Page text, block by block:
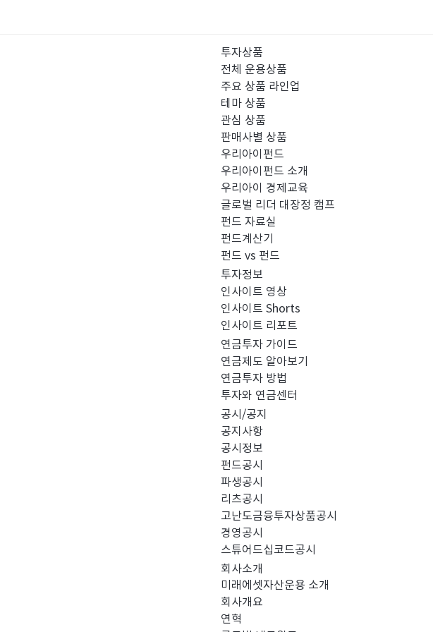
투자상품
전체 운용상품
주요 상품 라인업
테마 상품
관심 상품
판매사별 상품
우리아이펀드
우리아이펀드 소개
우리아이 경제교육
글로벌 리더 대장정 캠프
펀드 자료실
펀드계산기
펀드 vs 펀드
투자정보
인사이트 영상
인사이트 Shorts
인사이트 리포트
연금투자 가이드
연금제도 알아보기
연금투자 방법
투자와 연금센터
공시/공지
공지사항
공시정보
펀드공시
파생공시
리츠공시
고난도금융투자상품공시
경영공시
스튜어드십코드공시
회사소개
미래에셋자산운용 소개
회사개요
연혁
PICK 인사이트 (0)
경영공시 (0)
검색 결과가 없습니다.